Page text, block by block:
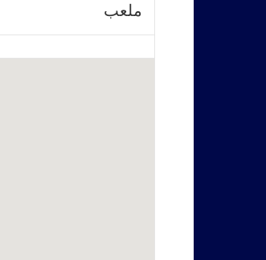
ملعب